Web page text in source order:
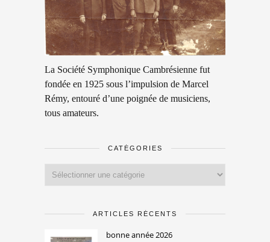
La Société Symphonique Cambrésienne fut
fondée en 1925 sous l’impulsion de Marcel
Rémy, entouré d’une poignée de musiciens,
tous amateurs.
CATÉGORIES
ARTICLES RÉCENTS
bonne année 2026